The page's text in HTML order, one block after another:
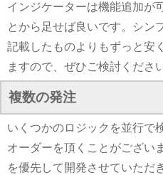
インジケーターは機能追加が
とから足せば良いです。シン
記載したものよりもずっと安
ますので、ぜひご検討くださ
複数の発注
いくつかのロジックを並行で
オーダーを頂くことがござい
を優先して開発させていただ